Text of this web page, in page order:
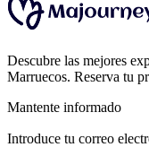
Descubre las mejores
Marruecos. Reserva tu
Mantente informado
Introduce tu correo